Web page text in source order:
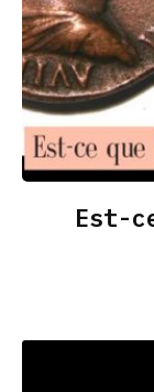
Est-